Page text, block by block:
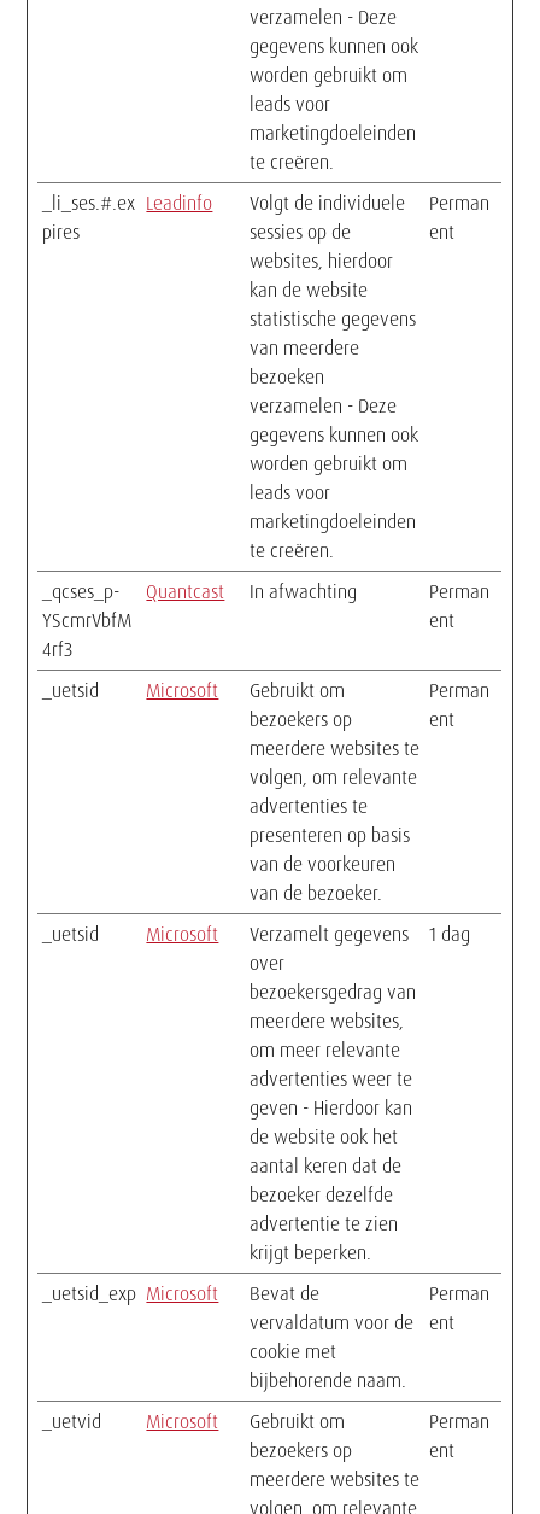
verzamelen - Deze
gegevens kunnen ook
worden gebruikt om
leads voor
marketingdoeleinden
te creëren.
_li_ses.#.ex
pires
Leadinfo
Volgt de individuele
sessies op de
websites, hierdoor
kan de website
statistische gegevens
van meerdere
bezoeken
verzamelen - Deze
gegevens kunnen ook
worden gebruikt om
leads voor
marketingdoeleinden
te creëren.
Perman
ent
_qcses_p-
YScmrVbfM
4rf3
Quantcast In afwachting
Perman
ent
_uetsid Microsoft
Gebruikt om
bezoekers op
meerdere websites te
volgen, om relevante
advertenties te
presenteren op basis
van de voorkeuren
van de bezoeker.
Perman
ent
_uetsid Microsoft
Verzamelt gegevens
over
bezoekersgedrag van
meerdere websites,
om meer relevante
advertenties weer te
geven - Hierdoor kan
de website ook het
aantal keren dat de
bezoeker dezelfde
advertentie te zien
krijgt beperken.
1 dag
_uetsid_exp Microsoft
Bevat de
vervaldatum voor de
cookie met
bijbehorende naam.
Perman
ent
_uetvid Microsoft
Gebruikt om
bezoekers op
meerdere websites te
volgen, om relevante
Perman
ent